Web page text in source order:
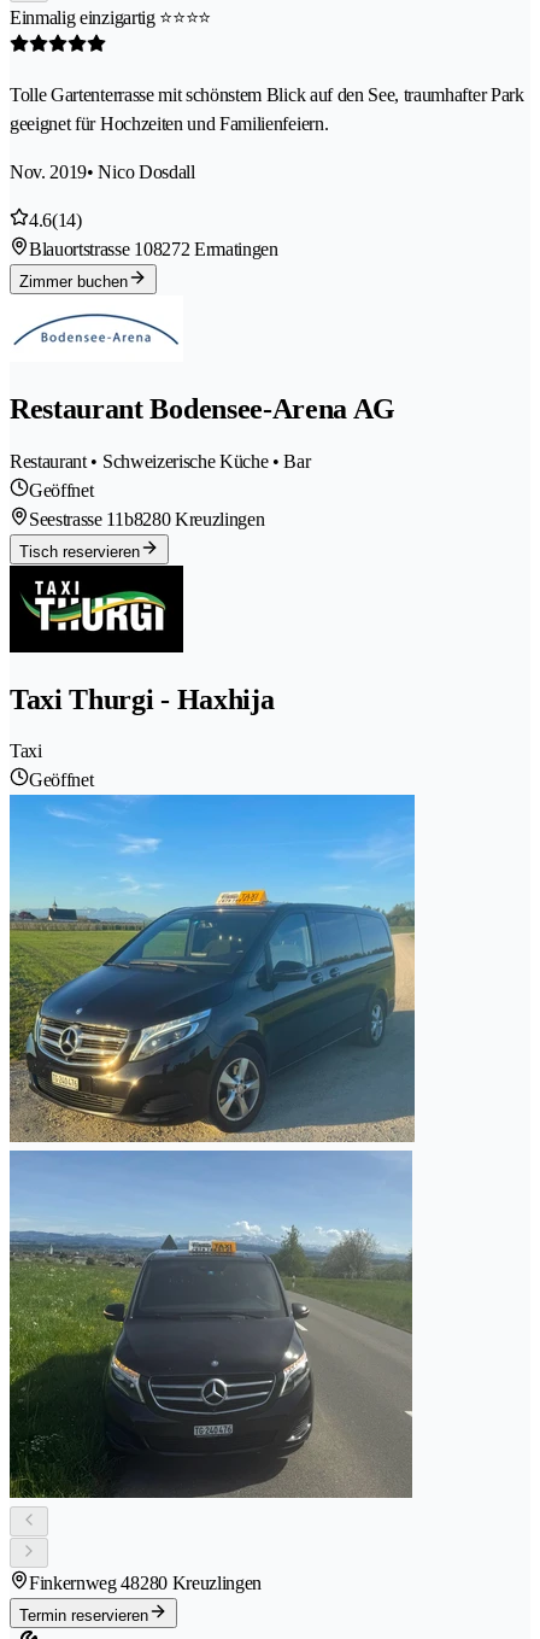
Einmalig einzigartig ⭐️⭐️⭐️⭐️
Tolle Gartenterrasse mit schönstem Blick auf den See, traumhafter Park
geeignet für Hochzeiten und Familienfeiern.
Nov. 2019• Nico Dosdall
4.6(14)
Blauortstrasse 108272 Ermatingen
Zimmer buchen
Restaurant Bodensee-Arena AG
Restaurant • Schweizerische Küche • Bar
Geöffnet
Seestrasse 11b8280 Kreuzlingen
Tisch reservieren
Taxi Thurgi - Haxhija
Taxi
Geöffnet
Finkernweg 48280 Kreuzlingen
Termin reservieren